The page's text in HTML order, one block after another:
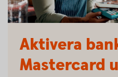
Aktivera
Mastercard